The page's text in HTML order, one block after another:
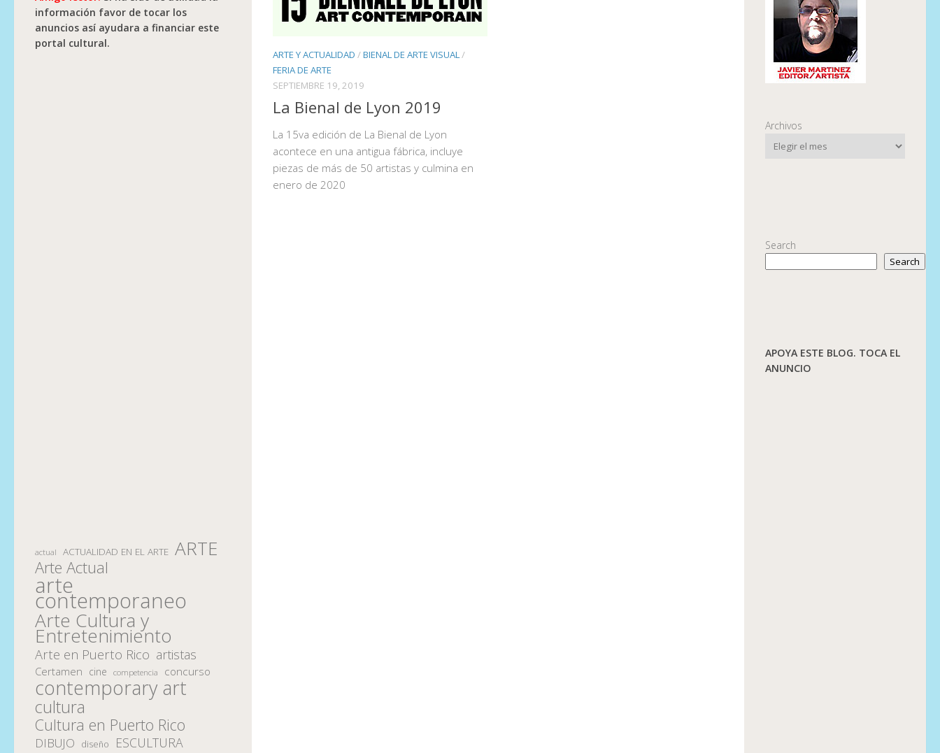
ARTE Y ACTUALIDAD /BIENAL DE ARTE VISUAL/
FERIA DE ARTE
SEPTIEMBRE 19, 2019
La Bienal de Lyon 2019
La 15va edición de La Bienal de Lyon
acontece en una antigua fábrica, incluye
piezas de más de 50 artistas y culmina en
enero de 2020
información favor de tocar los
anuncios así ayudara a financiar este
portal cultural.
actual ACTUALIDAD EN EL ARTE ARTE
Arte Actual
arte
contemporaneo
Arte Cultura y
Entretenimiento
Arte en Puerto Rico artistas
Certamen cine competencia concurso
contemporary art
cultura
Cultura en Puerto Rico
DIBUJO diseño ESCULTURA
Archivos
Search
Search
APOYA ESTE BLOG. TOCA EL
ANUNCIO